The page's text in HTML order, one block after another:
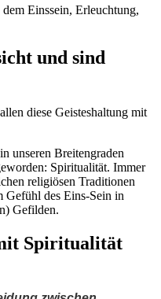
Einssein, Erleuchtung,
und sind
diese Geisteshaltung mit
unseren Breitengraden
Spiritualität. Immer
religiösen Traditionen
Gefühl des Eins-Sein in
Gefilden.
Spiritualität